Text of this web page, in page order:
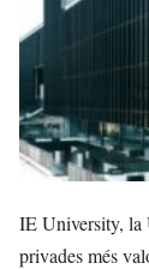
IE University, la
privades més